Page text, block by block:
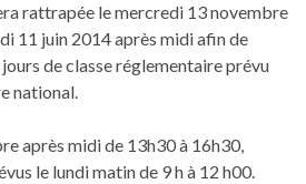
rattrapée le mercredi 13 novembre
11 juin 2014 après midi afin de
de classe réglementaire prévu
national.
après midi de 13h30 à 16h30,
le lundi matin de 9 h à 12 h00.